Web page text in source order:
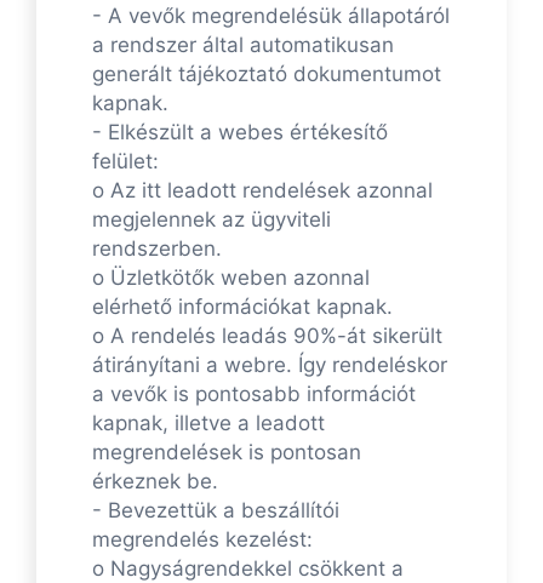
- A vevők megrendelésük állapotáról
a rendszer által automatikusan
generált tájékoztató dokumentumot
kapnak.
- Elkészült a webes értékesítő
felület:
o Az itt leadott rendelések azonnal
megjelennek az ügyviteli
rendszerben.
o Üzletkötők weben azonnal
elérhető információkat kapnak.
o A rendelés leadás 90%-át sikerült
átirányítani a webre. Így rendeléskor
a vevők is pontosabb információt
kapnak, illetve a leadott
megrendelések is pontosan
érkeznek be.
- Bevezettük a beszállítói
megrendelés kezelést:
o Nagyságrendekkel csökkent a